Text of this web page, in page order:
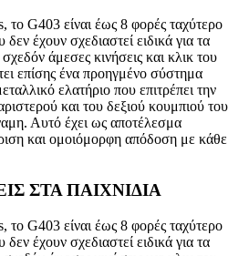
G403 είναι έως 8 φορές ταχύτερο
έχουν σχεδιαστεί ειδικά για τα
σχεδόν άμεσες κινήσεις και κλικ του
επίσης ένα προηγμένο σύστημα
ελατήριο που επιτρέπει την
και του δεξιού κουμπιού του
Αυτό έχει ως αποτέλεσμα
και ομοιόμορφη απόδοση με κάθε
ΣΤΑ ΠΑΙΧΝΙΔΙΑ
G403 είναι έως 8 φορές ταχύτερο
έχουν σχεδιαστεί ειδικά για τα